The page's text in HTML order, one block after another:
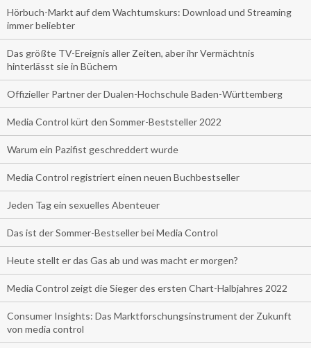
Hörbuch-Markt auf dem Wachtumskurs: Download und Streaming
immer beliebter
Das größte TV-Ereignis aller Zeiten, aber ihr Vermächtnis
hinterlässt sie in Büchern
Offizieller Partner der Dualen-Hochschule Baden-Württemberg
Media Control kürt den Sommer-Beststeller 2022
Warum ein Pazifist geschreddert wurde
Media Control registriert einen neuen Buchbestseller
Jeden Tag ein sexuelles Abenteuer
Das ist der Sommer-Bestseller bei Media Control
Heute stellt er das Gas ab und was macht er morgen?
Media Control zeigt die Sieger des ersten Chart-Halbjahres 2022
Consumer Insights: Das Marktforschungsinstrument der Zukunft
von media control